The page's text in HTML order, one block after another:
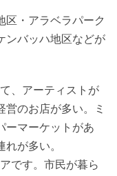
区・アラベラパーク
ンバッハ地区などが
、アーティストが
のお店が多い。ミ
ーマーケットがあ
が多い。
です。市民が暮ら